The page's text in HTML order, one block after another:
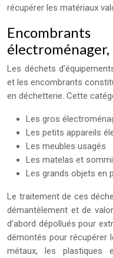
récupérer les matériaux
électroménager,
Les déchets
et les encombrants
en déchetterie. Cette
Les gros
Les petits appareils
Les meubles usagés
Les matelas et
Les grands objets en
Le traitement de ces
démantèlement et de
d’abord dépollués pour
démontés pour récupérer
métaux, les plastiques